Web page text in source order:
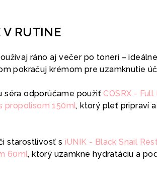
V RUTINE
ráno aj večer po toneri –
pokračuj krémom pre uzamknutie
séra odporúčame použiťCOSRX -
propolisom 150ml, ktorý pleť pripraví
starostlivosť s iUNIK - Black Snail
60ml, ktorý uzamkne hydratáciu a